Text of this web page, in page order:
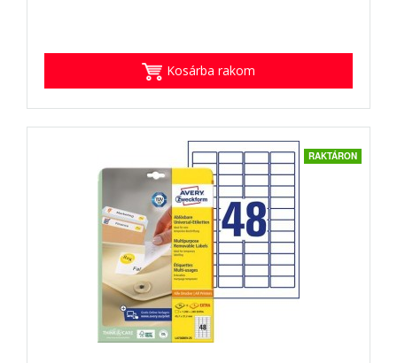
Kosárba rakom
RAKTÁRON